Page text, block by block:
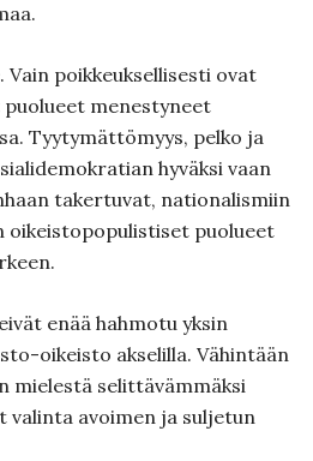
Vain poikkeuksellisesti ovat
menestyneet
Tyytymättömyys, pelko ja
hyväksi vaan
takertuvat, nationalismiin
oikeistopopulistiset puolueet
enää hahmotu yksin
oikeisto akselilla. Vähintään
mielestä selittävämmäksi
valinta avoimen ja suljetun